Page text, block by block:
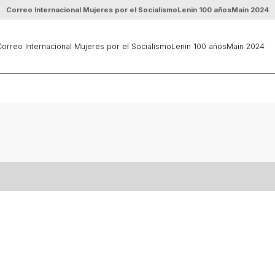
Correo Internacional Mujeres por el SocialismoLenin 100 añosMain 2024
Internacional Mujeres por el SocialismoLenin 100 añosMain 2024